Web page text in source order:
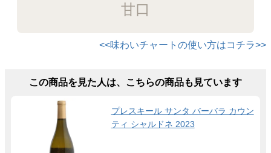
甘口
<<味わいチャートの使い方はコチラ>>
この商品を見た人は、こちらの商品も見ています
プレスキール サンタ バーバラ カウン
ティ シャルドネ 2023